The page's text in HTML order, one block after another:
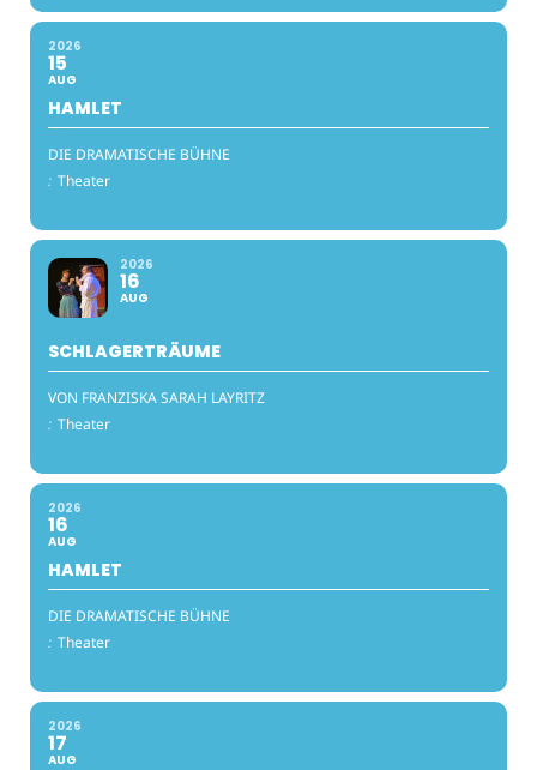
2026
15
AUG
HAMLET
DIE DRAMATISCHE BÜHNE
: Theater
2026
16
AUG
SCHLAGERTRÄUME
VON FRANZISKA SARAH LAYRITZ
: Theater
2026
16
AUG
HAMLET
DIE DRAMATISCHE BÜHNE
: Theater
2026
17
AUG